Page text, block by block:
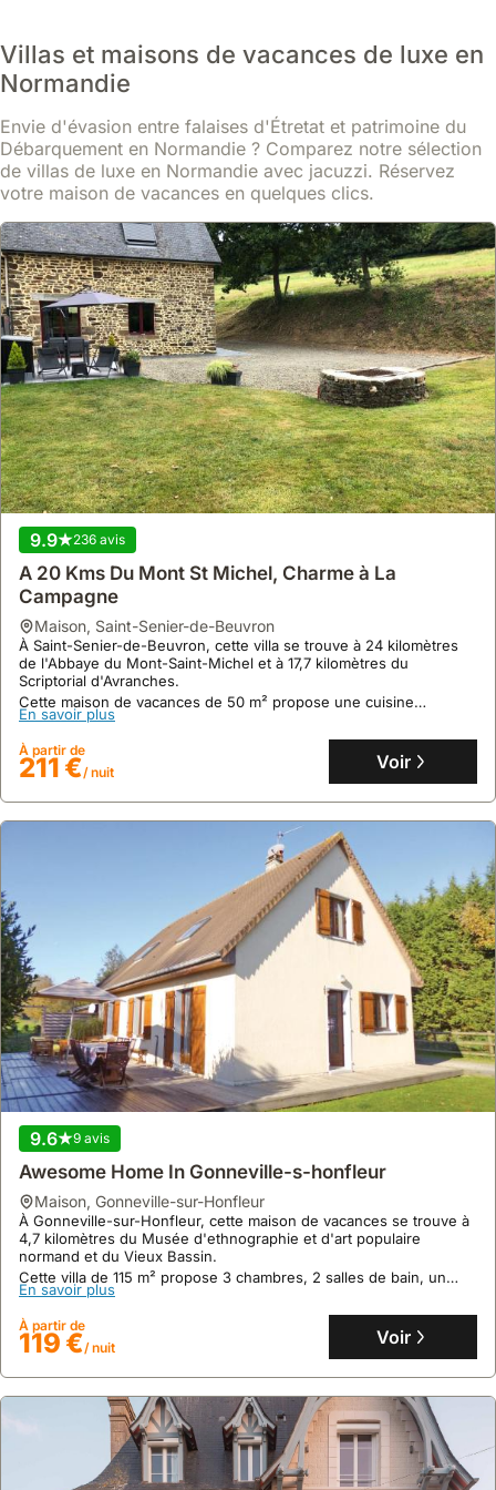
10 4 avis
Maison De Campagne, Avec Piscine
maison,Le Fidelaire
À 1 heure et 40 minutes de Paris, cette villa normande authentique
se trouve dans un village paisible, près de champs agricoles et de
forêts.
Cette location de villa, pouvant accueillir 8 personnes, propose
une piscine chauffée de 8m x 4m avec spa, un grand jardin de 1
700m², et une maison d'amis indépendante.
En savoir plus
À partir de
239 €/ nuit Voir
Charmante Maison En Pierre à Villedieu Avec
Jardin
cottage ,Villedieu-les-Poêles-Rouffigny
À Villedieu-les-Poêles-Rouffigny, cette maison de vacances
authentique avec murs en pierre se trouve dans un cadre boisé
paisible, à moins d'une heure du Mont Saint-Michel et des plages.
Cette villa de 80 m² pour 4 personnes, avec deux chambres et
deux salles de bain, offre une vue sur un parc paysager et inclut
le Wi-Fi, une cuisine équipée, et le linge de maison, le tout
sécurisé par un portail électrique.
En savoir plus
À partir de
133 €/ nuit Voir
Villas et maisons de vacances de luxe en
Normandie
Envie d'évasion entre falaises d'Étretat et patrimoine du
Débarquement en Normandie ? Comparez notre sélection
de villas de luxe en Normandie avec jacuzzi. Réservez
votre maison de vacances en quelques clics.
9.9 236 avis
A 20 Kms Du Mont St Michel, Charme à La
Campagne
maison, Saint-Senier-de-Beuvron
À Saint-Senier-de-Beuvron, cette villa se trouve à 24 kilomètres
de l'Abbaye du Mont-Saint-Michel et à 17,7 kilomètres du
Scriptorial d'Avranches.
Cette maison de vacances de 50 m² propose une cuisine
équipée, un salon avec télévision à écran plat, une salle de bain
avec douche à l'italienne, et un jardin avec jeux d'extérieur,
offrant ainsi une location de villa parfaite pour les familles.
En savoir plus
À partir de
211 €/ nuit Voir
9.6 9 avis
Awesome Home In Gonneville-s-honfleur
maison, Gonneville-sur-Honfleur
À Gonneville-sur-Honfleur, cette maison de vacances se trouve à
4,7 kilomètres du Musée d'ethnographie et d'art populaire
normand et du Vieux Bassin.
Cette villa de 115 m² propose 3 chambres, 2 salles de bain, un
salon avec télévision, une cuisine équipée avec coin repas et un
jardin, offrant un accès Wi-Fi gratuit et un parking privé.
En savoir plus
À partir de
119 €/ nuit Voir